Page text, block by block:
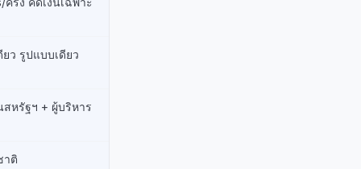
ว รูปแบบเดียว
หรัฐฯ + ผู้บริหาร
าติ